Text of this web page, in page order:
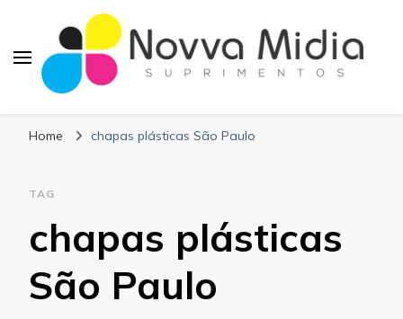
Suprimentos
Home chapas plásticas São Paulo
TAG
chapas plásticas
São Paulo